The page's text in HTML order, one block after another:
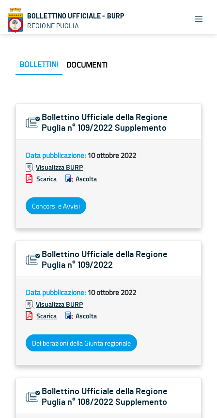
BOLLETTINO UFFICIALE - BURP
REGIONE PUGLIA
BOLLETTINI DOCUMENTI
Bollettino Ufficiale della Regione
Puglia n° 109/2022 Supplemento
Data pubblicazione:10 ottobre 2022
Visualizza BURP
Scarica
Ascolta
Concorsi e Avvisi
Bollettino Ufficiale della Regione
Puglia n° 109/2022
Data pubblicazione:10 ottobre 2022
Visualizza BURP
Scarica
Ascolta
Deliberazioni della Giunta regionale
Bollettino Ufficiale della Regione
Puglia n° 108/2022 Supplemento